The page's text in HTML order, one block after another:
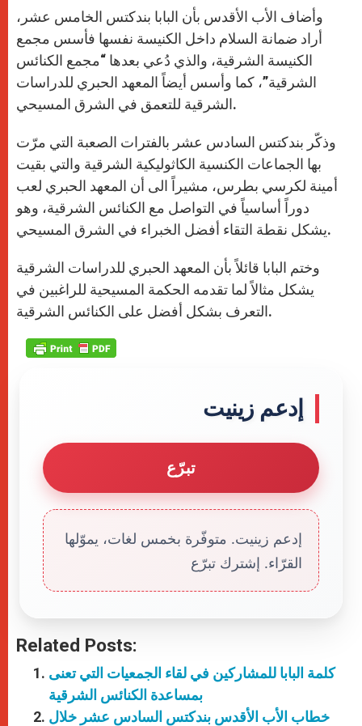
وأضاف الأب الأقدس بأن البابا بندكتس الخامس عشر،
أراد ضمانة السلام داخل الكنيسة نفسها فأسس مجمع
الكنيسة الشرقية، والذي دُعي بعدها “مجمع الكنائس
الشرقية”، كما وأسس أيضاً المعهد الحبري للدراسات
الشرقية للتعمق في الشرق المسيحي.
وذكّر بندكتس السادس عشر بالفترات الصعبة التي مرّت
بها الجماعات الكنسية الكاثوليكية الشرقية والتي بقيت
أمينة لكرسي بطرس، مشيراً الى أن المعهد الحبري لعب
دوراً أساسياً في التواصل مع الكنائس الشرقية، وهو
يشكل نقطة التقاء أفضل الخبراء في الشرق المسيحي.
وختم البابا قائلاً بأن المعهد الحبري للدراسات الشرقية
يشكل مثالاً لما تقدمه الحكمة المسيحية للراغبين في
التعرف بشكل أفضل على الكنائس الشرقية.
إدعم زينيت
تبرّع
إدعم زينيت. متوفّرة بخمس لغات، يموّلها
القرّاء. إشترك تبرّع
Related Posts:
كلمة البابا للمشاركين في لقاء الجمعيات التي تعنى
بمساعدة الكنائس الشرقية
خطاب الأب الأقدس بندكتس السادس عشر خلال